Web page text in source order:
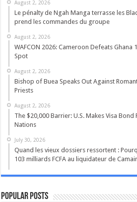
August 2, 2026
Le pénalty de Ngah Manga terrasse les
prend les commandes du groupe
August 2, 2026
WAFCON 2026: Cameroon Defeats Ghana
Spot
August 2, 2026
Bishop of Buea Speaks Out Against
Priests
August 2, 2026
The $20,000 Barrier: U.S. Makes Visa
Nations
July 30, 2026
Quand les vieux dossiers ressortent :
103 milliards FCFA au liquidateur de Camair
Popular Posts